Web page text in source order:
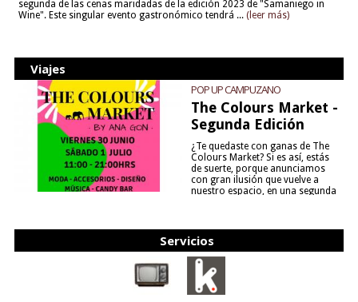
segunda de las cenas maridadas de la edición 2023 de "Samaniego in
Wine". Este singular evento gastronómico tendrá ... (leer más)
Viajes
POP UP CAMPUZANO
The Colours Market -
Segunda Edición
¿Te quedaste con ganas de The
Colours Market? Si es así, estás
de suerte, porque anunciamos
con gran ilusión que vuelve a
nuestro espacio, en una segunda
Servicios